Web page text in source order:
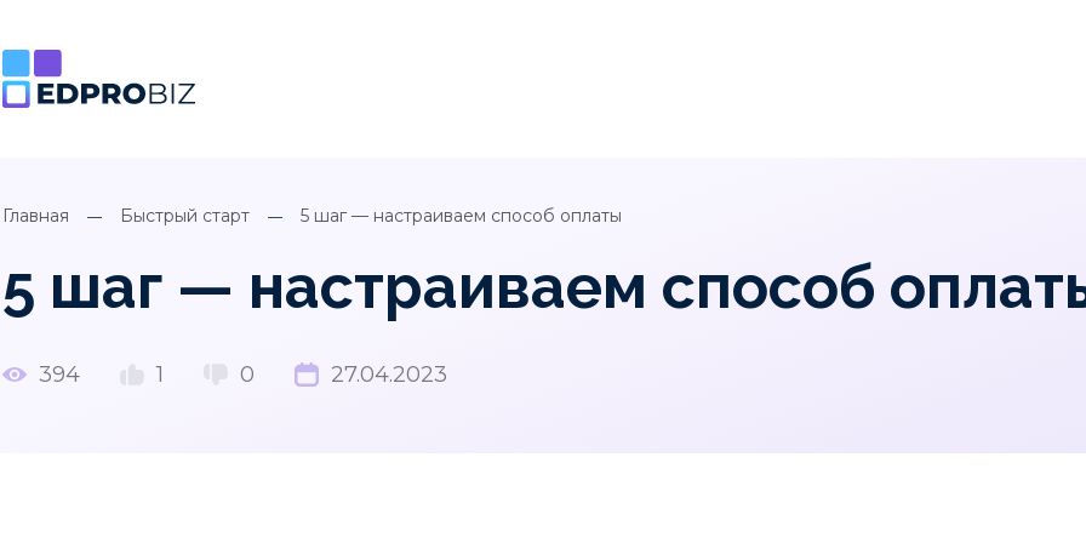
Главная Быстрый старт 5 шаг — настраиваем способ оплаты
5 шаг — настраиваем способ
394 1 0 27.04.2023